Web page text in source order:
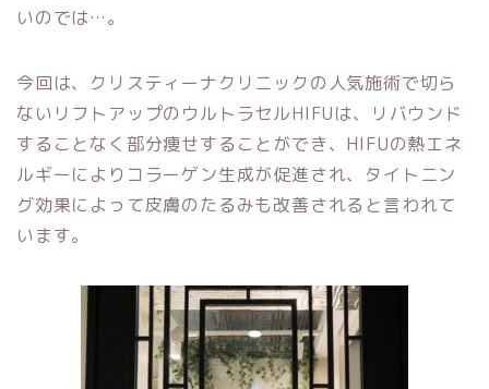
いのでは…。
今回は、クリスティーナクリニックの人気施術で切ら
ないリフトアップのウルトラセルHIFUは、リバウンド
することなく部分痩せすることができ、HIFUの熱エネ
ルギーによりコラーゲン生成が促進され、タイトニン
グ効果によって皮膚のたるみも改善されると言われて
います。